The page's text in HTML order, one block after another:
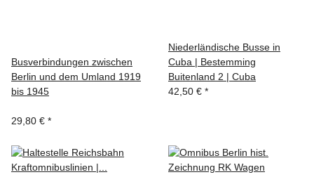
Busverbindungen zwischen
Berlin und dem Umland 1919
bis 1945
29,80 € *
Niederländische Busse in
Cuba | Bestemming
Buitenland 2 | Cuba
42,50 € *